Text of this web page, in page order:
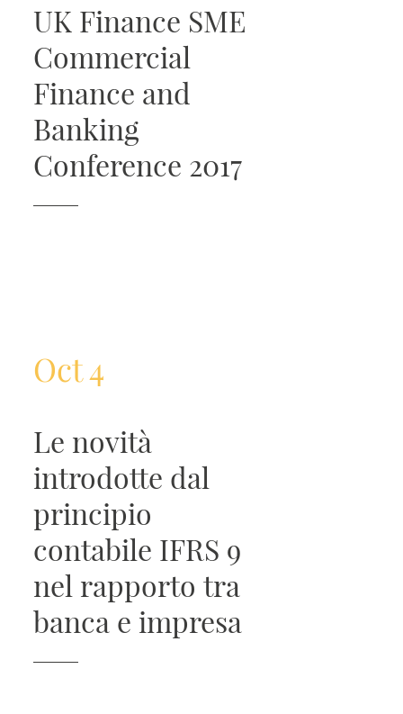
UK Finance SME
Commercial
Finance and
Banking
Conference 2017
Oct 4
Le novità
introdotte dal
principio
contabile IFRS 9
nel rapporto tra
banca e impresa